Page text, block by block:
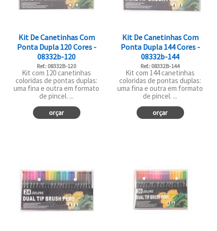
Kit De Canetinhas Com
Ponta Dupla 120 Cores -
08332b-120
Ref.: 08332B-120
Kit com 120 canetinhas
coloridas de pontas duplas:
uma fina e outra em formato
de pincel. ...
orçar
Kit De Canetinhas Com
Ponta Dupla 144 Cores -
08332b-144
Ref.: 08332B-144
Kit com 144 canetinhas
coloridas de pontas duplas:
uma fina e outra em formato
de pincel. ...
orçar